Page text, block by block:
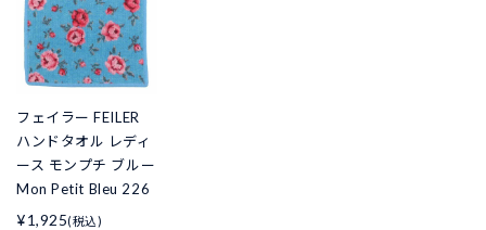
フェイラー FEILER
ハンドタオル レディ
ース モンプチ ブルー
Mon Petit Bleu 226
¥1,925(税込)